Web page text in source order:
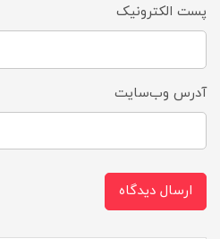
پست الکترونیک
آدرس وب‌سایت
ارسال دیدگاه